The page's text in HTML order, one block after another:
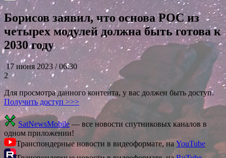
Борисов заявил, что основа РОС из
четырех модулей должна быть готова к
2030 году
17 июня 2023 / 06:30
2
Для просмотра данного контента, у вас должен быть доступ.
Получить доступ >>>
SatNewsMobile — все новости спутниковых каналов в
одном приложении!
Транспондерные новости в видеоформате, наYouTube